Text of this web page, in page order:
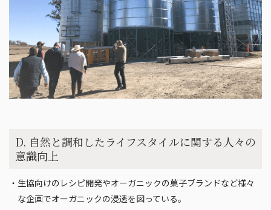
D. 自然と調和したライフスタイルに関する人々の
意識向上
・生協向けのレシピ開発やオーガニックの菓子ブランドなど様々
な企画でオーガニックの浸透を図っている。